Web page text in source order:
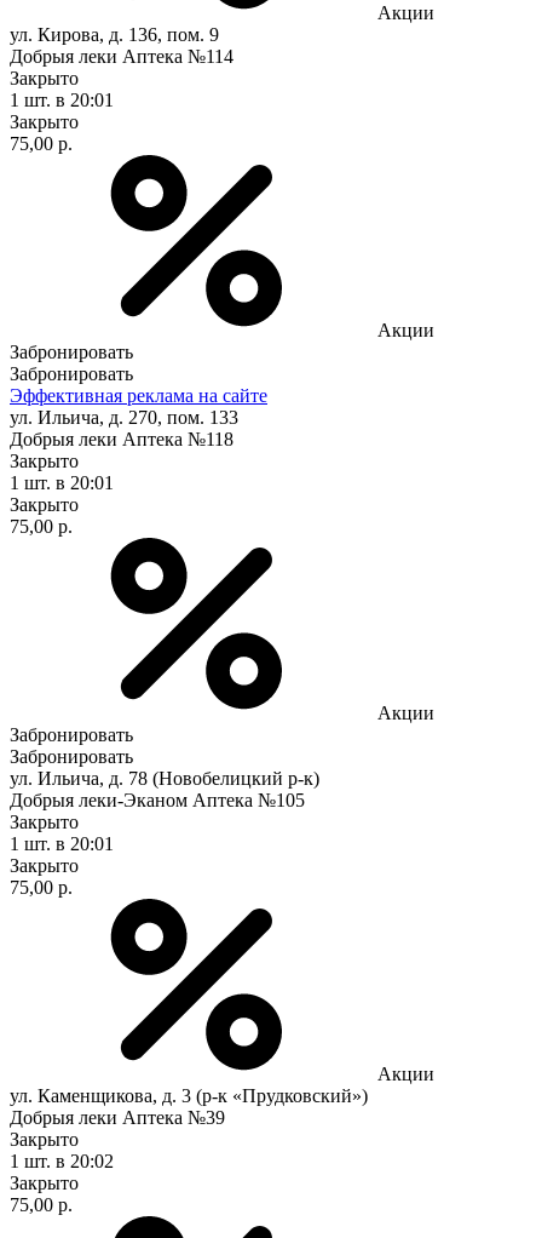
Акции
ул. Кирова, д. 136, пом. 9
Добрыя леки Аптека №114
Закрыто
1 шт. в 20:01
Закрыто
75,00 р.
Акции
Забронировать
Забронировать
Эффективная реклама на сайте
ул. Ильича, д. 270, пом. 133
Добрыя леки Аптека №118
Закрыто
1 шт. в 20:01
Закрыто
75,00 р.
Акции
Забронировать
Забронировать
ул. Ильича, д. 78 (Новобелицкий р-к)
Добрыя леки-Эканом Аптека №105
Закрыто
1 шт. в 20:01
Закрыто
75,00 р.
Акции
ул. Каменщикова, д. 3 (р-к «Прудковский»)
Добрыя леки Аптека №39
Закрыто
1 шт. в 20:02
Закрыто
75,00 р.